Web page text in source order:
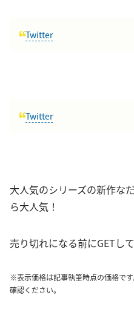
Twitter
Twitter
大人気のシリーズの新作な
ら大人気！
売り切れになる前にGETし
※表示価格は記事執筆時点の価格で
確認ください。